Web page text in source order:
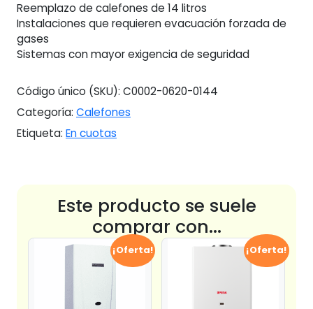
Reemplazo de calefones de 14 litros
Instalaciones que requieren evacuación forzada de
gases
Sistemas con mayor exigencia de seguridad
Código único (SKU): C0002-0620-0144
Categoría: Calefones
Etiqueta: En cuotas
Este producto se suele
comprar con...
¡Oferta! ¡Oferta!